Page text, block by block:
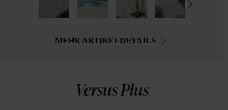
MEHR ARTIKELDETAILS
Versus Plus